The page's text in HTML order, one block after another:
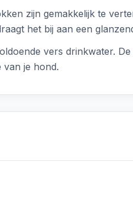
zijn gemakkelijk te
het bij aan een
vers drinkwater.
van je hond.